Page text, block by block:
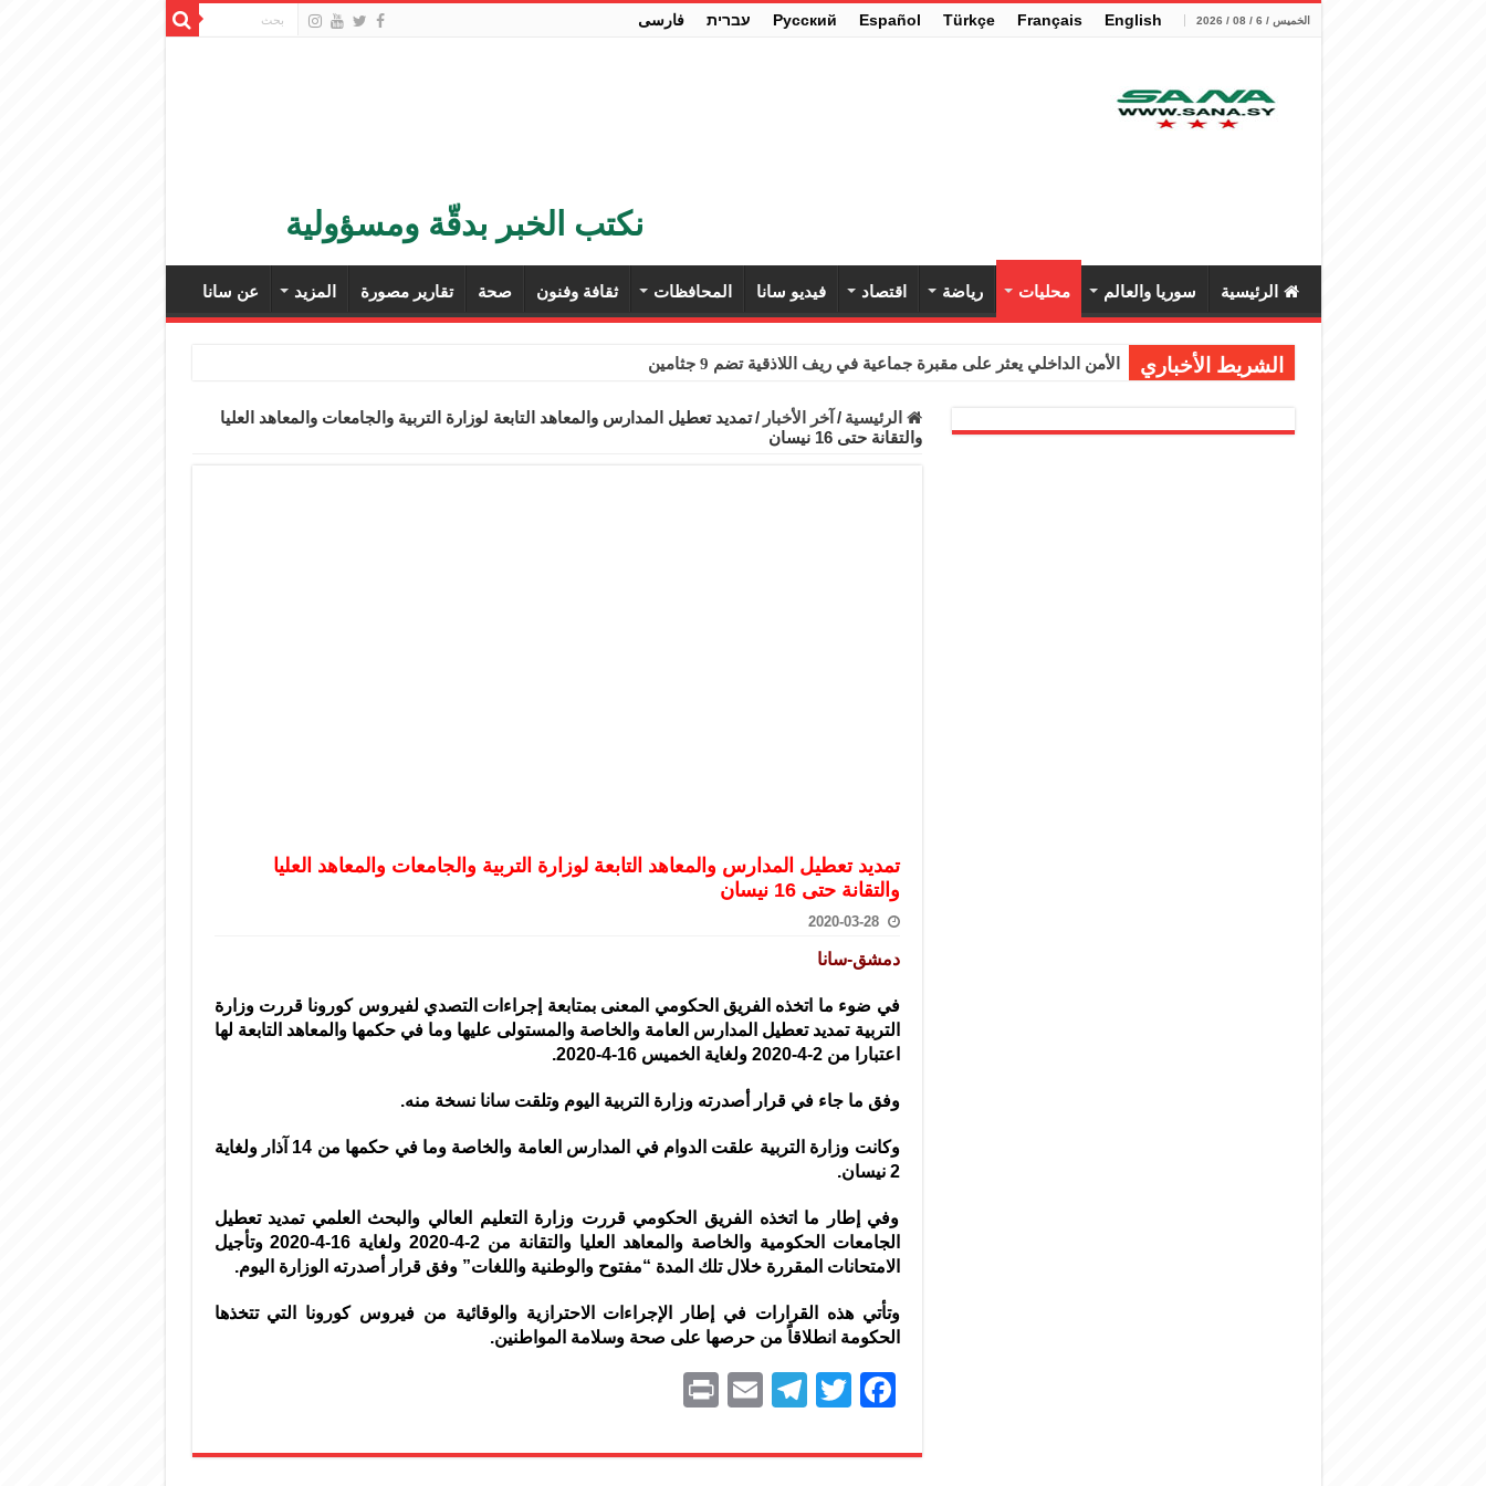
الخميس / 6 / 08 / 2026 English
Français
Türkçe
Español
Pусский עברית فارسی
نكتب الخبر بدقّة ومسؤولية
الرئيسية سوريا والعالم محليات رياضة اقتصاد فيديو سانا المحافظات ثقافة وفنون صحة تقارير مصورة المزيد عن سانا
الشريط الأخباري الأمن الداخلي يعثر على مقبرة جماعية في ريف اللاذقية تضم 9 جثامين
برنية: مرسوم بإعفاء مستهلكي الكهرباء المنزلية والتجارية والصناعية من الرسوم
الرئيسية / آخر الأخبار / تمديد تعطيل المدارس والمعاهد التابعة لوزارة التربية والجامعات والمعاهد العليا
والتقانة حتى 16 نيسان
تمديد تعطيل المدارس والمعاهد التابعة لوزارة التربية والجامعات والمعاهد العليا
والتقانة حتى 16 نيسان
2020-03-28
دمشق-سانا
في ضوء ما اتخذه الفريق الحكومي المعنى بمتابعة إجراءات التصدي لفيروس كورونا قررت وزارة
التربية تمديد تعطيل المدارس العامة والخاصة والمستولى عليها وما في حكمها والمعاهد التابعة لها
اعتبارا من 2-4-2020 ولغاية الخميس 16-4-2020.
وفق ما جاء في قرار أصدرته وزارة التربية اليوم وتلقت سانا نسخة منه.
وكانت وزارة التربية علقت الدوام في المدارس العامة والخاصة وما في حكمها من 14 آذار ولغاية
2 نيسان.
وفي إطار ما اتخذه الفريق الحكومي قررت وزارة التعليم العالي والبحث العلمي تمديد تعطيل
الجامعات الحكومية والخاصة والمعاهد العليا والتقانة من 2-4-2020 ولغاية 16-4-2020 وتأجيل
الامتحانات المقررة خلال تلك المدة “مفتوح والوطنية واللغات” وفق قرار أصدرته الوزارة اليوم.
وتأتي هذه القرارات في إطار الإجراءات الاحترازية والوقائية من فيروس كورونا التي تتخذها
الحكومة انطلاقاً من حرصها على صحة وسلامة المواطنين.
F
c
T
itt
T
e
E
ai
nt